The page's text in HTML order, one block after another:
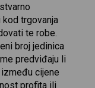
trgovanja
te robe.
broj jedinica
predviđaju li
cijene
profita ili